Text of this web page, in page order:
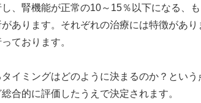
、腎機能が正常の10～15％以下になる、
あります。それぞれの治療には特徴があ
ております。
イミングはどのように決まるのか？とい
合的に評価したうえで決定されます。